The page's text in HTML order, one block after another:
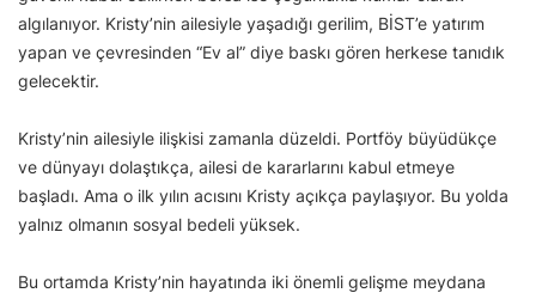
algılanıyor. Kristy’nin ailesiyle yaşadığı gerilim, BİST’e yatırım
yapan ve çevresinden “Ev al” diye baskı gören herkese tanıdık
gelecektir.
Kristy’nin ailesiyle ilişkisi zamanla düzeldi. Portföy büyüdükçe
ve dünyayı dolaştıkça, ailesi de kararlarını kabul etmeye
başladı. Ama o ilk yılın acısını Kristy açıkça paylaşıyor. Bu yolda
yalnız olmanın sosyal bedeli yüksek.
Bu ortamda Kristy’nin hayatında iki önemli gelişme meydana